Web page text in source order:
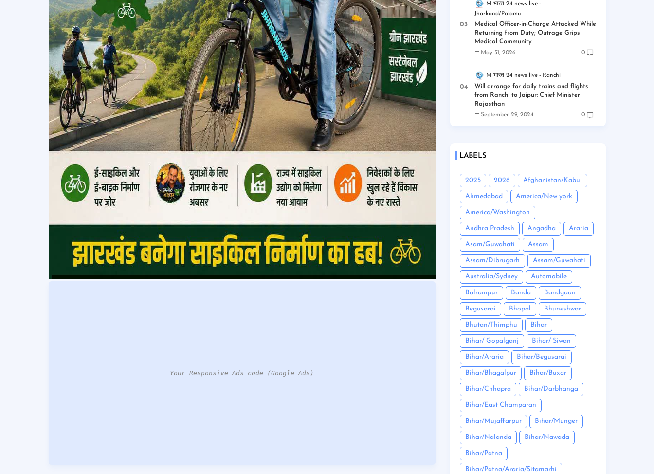
Your Responsive Ads code (Google Ads)
M भारत 24 news live
Jharkand/Palamu
Medical Officer-in-Charge Attacked While
Returning from Duty; Outrage Grips
Medical Community
May 31, 2026 0
M भारत 24 news live Ranchi
Will arrange for daily trains and flights
from Ranchi to Jaipur: Chief Minister
Rajasthan
September 29, 2024 0
LABELS
2025 2026 Afghanistan/Kabul
Ahmedabad America/New york
America/Washington
Andhra Pradesh Angadha Araria
Asam/Guwahati Assam
Assam/Dibrugarh Assam/Guwahati
Australia/Sydney Automobile
Balrampur Banda Bandgaon
Begusarai Bhopal Bhuneshwar
Bhutan/Thimphu Bihar
Bihar/ Gopalganj Bihar/ Siwan
Bihar/Araria Bihar/Begusarai
Bihar/Bhagalpur Bihar/Buxar
Bihar/Chhapra Bihar/Darbhanga
Bihar/East Champaran
Bihar/Mujaffarpur Bihar/Munger
Bihar/Nalanda Bihar/Nawada
Bihar/Patna
Bihar/Patna/Araria/Sitamarhi